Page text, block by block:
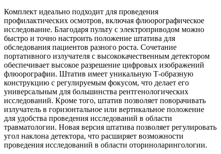
Комплект идеально подходит для проведения
профилактических осмотров, включая флюорографическое
исследование. Благодаря пульту с электроприводом можно
быстро и точно настроить положение штатива для
обследования пациентов разного роста. Сочетание
портативного излучателя с высококачественным детектором
обеспечивает высокое разрешение цифровых изображений
флюорографии. Штатив имеет уникальную Т-образную
конструкцию с регулируемым фокусом, что делает его
универсальным для большинства рентгенологических
исследований. Кроме того, штатив позволяет поворачивать
излучатель в горизонтальное или вертикальное положение
для удобства проведения исследований в области
травматологии. Новая версия штатива позволяет регулировать
угол наклона детектора, что расширяет возможности
проведения исследований в области оториноларингологии.